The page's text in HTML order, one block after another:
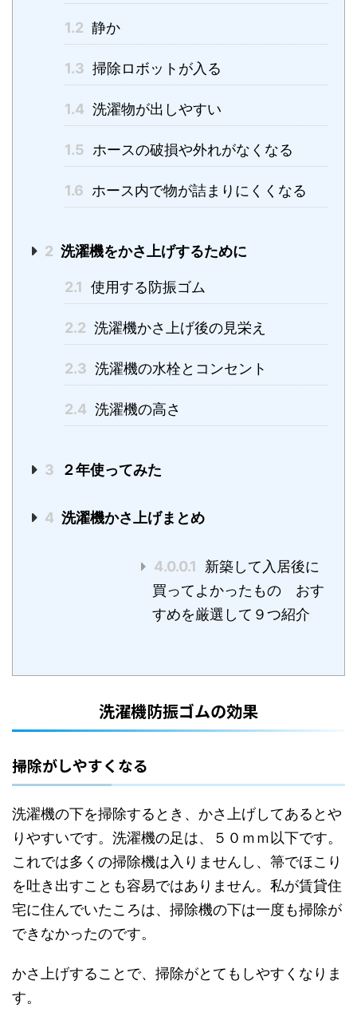
1.2 静か
1.3 掃除ロボットが入る
1.4 洗濯物が出しやすい
1.5 ホースの破損や外れがなくなる
1.6 ホース内で物が詰まりにくくなる
2 洗濯機をかさ上げするために
2.1 使用する防振ゴム
2.2 洗濯機かさ上げ後の見栄え
2.3 洗濯機の水栓とコンセント
2.4 洗濯機の高さ
3 ２年使ってみた
4 洗濯機かさ上げまとめ
4.0.0.1
新築して入居後に
買ってよかったもの おす
すめを厳選して９つ紹介
洗濯機防振ゴムの効果
掃除がしやすくなる
洗濯機の下を掃除するとき、かさ上げしてあるとや
りやすいです。洗濯機の足は、５０ｍｍ以下です。
これでは多くの掃除機は入りませんし、箒でほこり
を吐き出すことも容易ではありません。私が賃貸住
宅に住んでいたころは、掃除機の下は一度も掃除が
できなかったのです。
かさ上げすることで、掃除がとてもしやすくなりま
す。